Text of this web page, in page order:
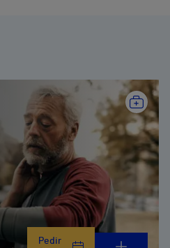
Pedir